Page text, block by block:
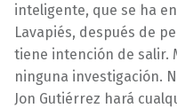
inteligente, que se ha
Lavapiés, después de
tiene intención de salir.
ninguna investigación.
Jon Gutiérrez hará